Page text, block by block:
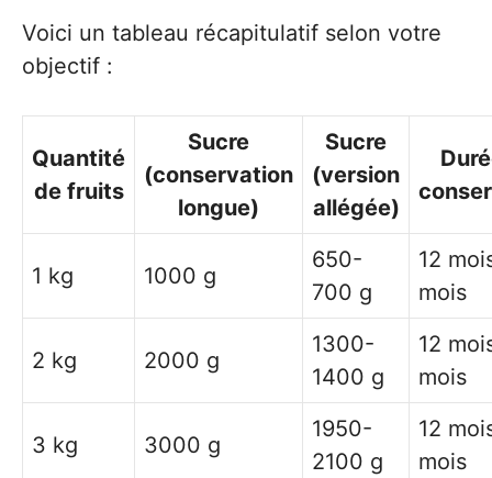
Voici un tableau récapitulatif selon votre
objectif :
Quantité
de fruits
Sucre
(conservation
longue)
Sucre
(version
allégée)
1 kg 1000 g
650-
700 g
12
mois
2 kg 2000 g
1300-
1400 g
12
mois
3 kg 3000 g
1950-
2100 g
12
mois